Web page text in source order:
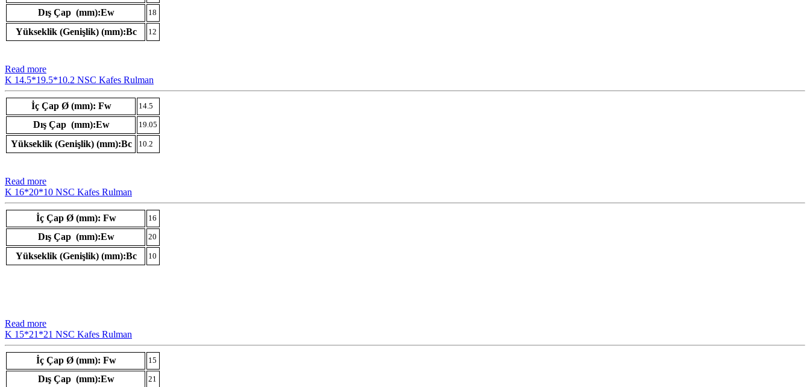
Dış Çap (mm):Ew 18
Yükseklik (Genişlik) (mm):Bc 12
Read more
K 14.5*19.5*10.2 NSC Kafes Rulman
İç Çap Ø (mm): Fw 14.5
Dış Çap (mm):Ew 19.05
Yükseklik (Genişlik) (mm):Bc 10.2
Read more
K 16*20*10 NSC Kafes Rulman
İç Çap Ø (mm): Fw 16
Dış Çap (mm):Ew 20
Yükseklik (Genişlik) (mm):Bc 10
Read more
K 15*21*21 NSC Kafes Rulman
İç Çap Ø (mm): Fw 15
Dış Çap (mm):Ew 21